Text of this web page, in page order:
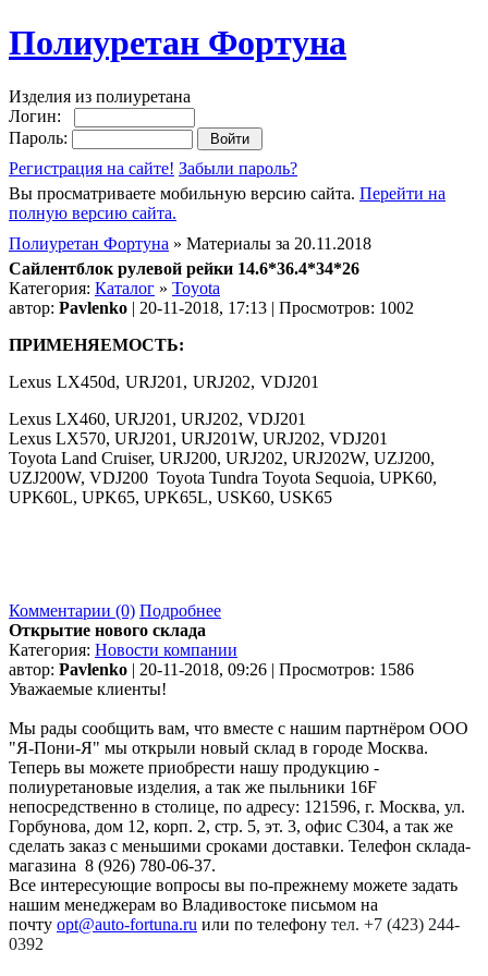
Полиуретан Фортуна
Изделия из полиуретана
Логин:
Пароль:
Регистрация на сайте! Забыли пароль?
Вы просматриваете мобильную версию сайта. Перейти на
полную версию сайта.
Полиуретан Фортуна » Материалы за 20.11.2018
Сайлентблок рулевой рейки 14.6*36.4*34*26
Категория: Каталог » Toyota
автор: Pavlenko | 20-11-2018, 17:13 | Просмотров: 1002
ПРИМЕНЯЕМОСТЬ:
Lexus LX450d, URJ201, URJ202, VDJ201
Lexus LX460, URJ201, URJ202, VDJ201
Lexus LX570, URJ201, URJ201W, URJ202, VDJ201
Toyota Land Cruiser, URJ200, URJ202, URJ202W, UZJ200,
UZJ200W, VDJ200 Toyota Tundra Toyota Sequoia, UPK60,
UPK60L, UPK65, UPK65L, USK60, USK65
Комментарии (0) Подробнее
Открытие нового склада
Категория: Новости компании
автор: Pavlenko | 20-11-2018, 09:26 | Просмотров: 1586
Уважаемые клиенты!
Мы рады сообщить вам, что вместе с нашим партнёром ООО
"Я-Пони-Я" мы открыли новый склад в городе Москва.
Теперь вы можете приобрести нашу продукцию -
полиуретановые изделия, а так же пыльники 16F
непосредственно в столице, по адресу: 121596, г. Москва, ул.
Горбунова, дом 12, корп. 2, стр. 5, эт. 3, офис С304, а так же
сделать заказ с меньшими сроками доставки. Телефон склада-
магазина 8 (926) 780-06-37.
Все интересующие вопросы вы по-прежнему можете задать
нашим менеджерам во Владивостоке письмом на
почту opt@auto-fortuna.ru или по телефону тел. +7 (423) 244-
0392